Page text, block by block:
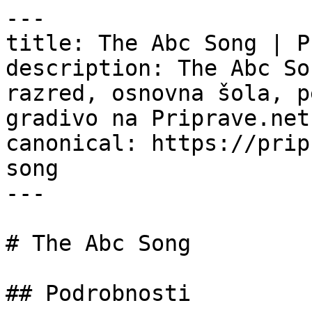
---
title: The Abc Song |
description: The Abc
razred, osnovna šola,
gradivo na
canonical: https://
song
---
# The Abc Song
## Podrobnosti